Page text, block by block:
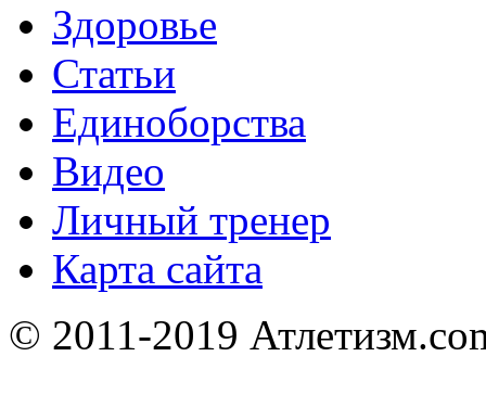
Здоровье
Статьи
Единоборства
Видео
Личный тренер
Карта сайта
© 2011-2019